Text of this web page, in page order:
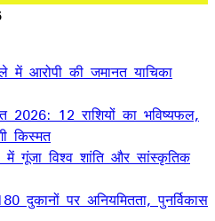
में आरोपी की जमानत याचिका
12 राशियों का भविष्यफल,
किस्मत
में गूंजा विश्व शांति और सांस्कृतिक
दुकानों पर अनियमितता, पुनर्विकास